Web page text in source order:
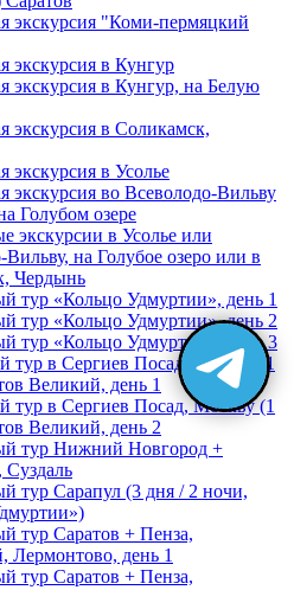
экскурсия "Коми-пермяцкий
экскурсия в Кунгур
экскурсия в Кунгур, на Белую
экскурсия в Соликамск,
экскурсия в Усолье
экскурсия во Всеволодо-Вильву
Голубом озере
экскурсии в Усолье или
Вильву, на Голубое озеро или в
Чердынь
тур «Кольцо Удмуртии», день 1
тур «Кольцо Удмуртии», день 2
тур «Кольцо Удмуртии», день 3
тур в Сергиев Посад, Москву (1
Великий, день 1
тур в Сергиев Посад, Москву (1
Великий, день 2
тур Нижний Новгород +
тур Сарапул (3 дня / 2 ночи,
тур Саратов + Пенза,
Лермонтово, день 1
тур Саратов + Пенза,